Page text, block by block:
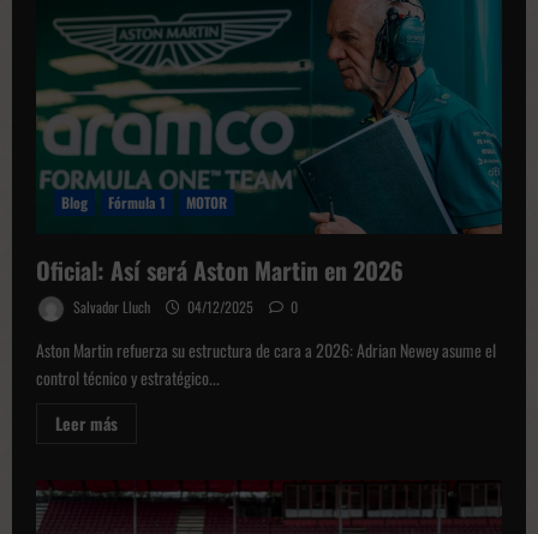
los
Black
Cats:
el
equipo
que
ha
puesto
en
jaque
a
la
Premier
Blog Fórmula 1 MOTOR
Oficial: Así será Aston Martin en 2026
Salvador Lluch 04/12/2025 0
Aston Martin refuerza su estructura de cara a 2026: Adrian Newey asume el
control técnico y estratégico...
Leer másLeer
más
Así
será